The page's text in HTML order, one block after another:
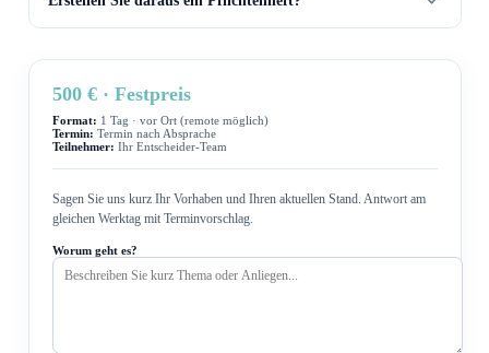
500 € · Festpreis
Format: 1 Tag · vor Ort (remote möglich)
Termin: Termin nach Absprache
Teilnehmer: Ihr Entscheider-Team
Sagen Sie uns kurz Ihr Vorhaben und Ihren aktuellen Stand. Antwort am
gleichen Werktag mit Terminvorschlag.
Worum geht es?